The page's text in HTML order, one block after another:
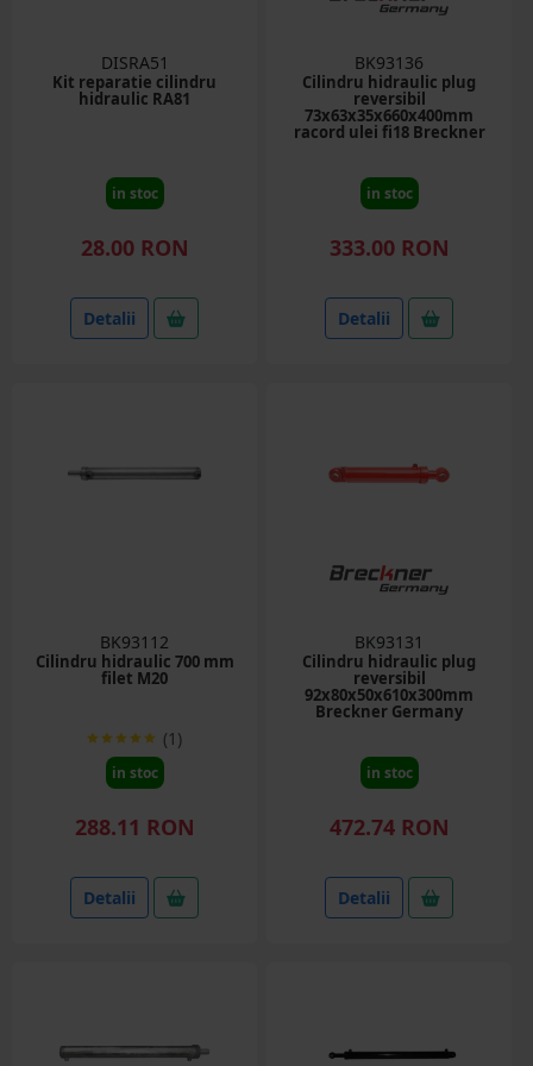
DISRA51
Kit reparatie cilindru
hidraulic RA81
in stoc
28.00 RON
Detalii
BK93136
Cilindru hidraulic plug
reversibil
73x63x35x660x400mm
racord ulei fi18 Breckner
in stoc
333.00 RON
Detalii
BK93112
Cilindru hidraulic 700 mm
filet M20
(1)
in stoc
288.11 RON
Detalii
BK93131
Cilindru hidraulic plug
reversibil
92x80x50x610x300mm
Breckner Germany
in stoc
472.74 RON
Detalii